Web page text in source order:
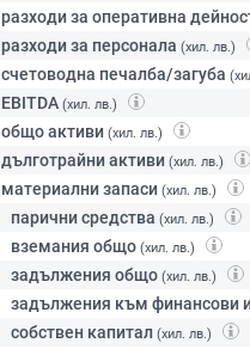
разходи за оперативна
разходи за персонала (хил. лв.)
счетоводна печалба/загуба
EBITDA (хил. лв.)
общо активи (хил. лв.)
дълготрайни активи (хил. лв.)
материални запаси (хил. лв.)
парични средства (хил. лв.)
вземания общо (хил. лв.)
задължения общо (хил. лв.)
задължения към финансови
собствен капитал (хил. лв.)